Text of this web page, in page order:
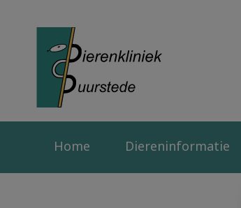
Home Diereninformatie